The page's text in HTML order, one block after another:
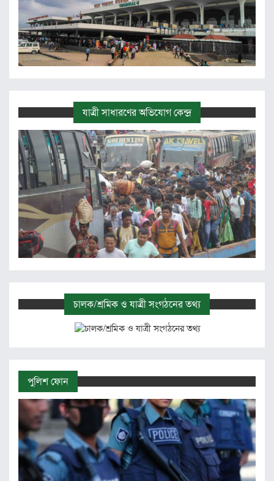
যাত্রী সাধারণের অভিযোগ কেন্দ্র
চালক/শ্রমিক ও যাত্রী সংগঠনের তথ্য
পুলিশ ফোন